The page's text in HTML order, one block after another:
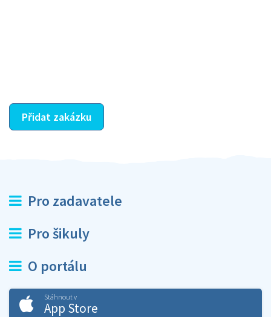
Přidat zakázku
Pro zadavatele
Pro šikuly
O portálu
Stáhnout v
App Store